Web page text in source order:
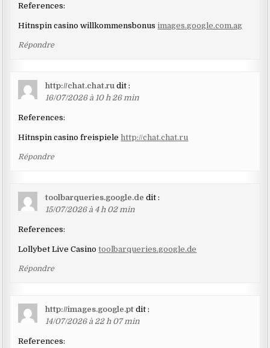
References:
Hitnspin casino willkommensbonus images.google.com.ag
Répondre
http://chat.chat.ru dit :
16/07/2026 à 10 h 26 min
References:
Hitnspin casino freispielehttp://chat.chat.ru
Répondre
toolbarqueries.google.de dit :
15/07/2026 à 4 h 02 min
References:
Lollybet Live Casinotoolbarqueries.google.de
Répondre
http://images.google.pt dit :
14/07/2026 à 22 h 07 min
References: